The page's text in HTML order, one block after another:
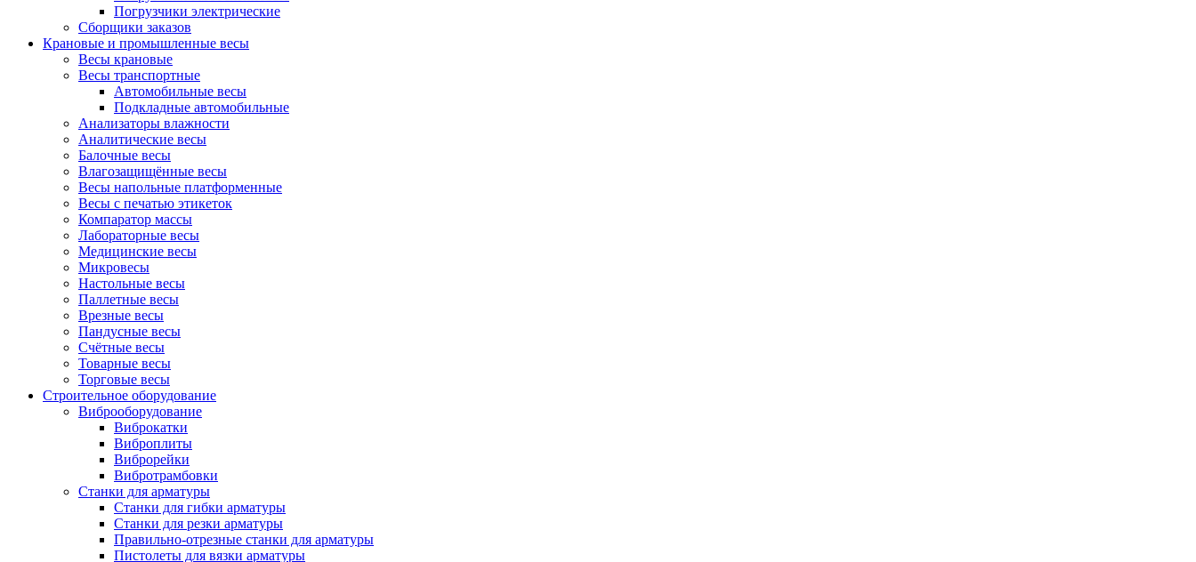
Погрузчики электрические
Сборщики заказов
Крановые и промышленные весы
Весы крановые
Весы транспортные
Автомобильные весы
Подкладные автомобильные
Анализаторы влажности
Аналитические весы
Балочные весы
Влагозащищённые весы
Весы напольные платформенные
Весы с печатью этикеток
Компаратор массы
Лабораторные весы
Медицинские весы
Микровесы
Настольные весы
Паллетные весы
Врезные весы
Пандусные весы
Счётные весы
Товарные весы
Торговые весы
Строительное оборудование
Виброоборудование
Виброкатки
Виброплиты
Виброрейки
Вибротрамбовки
Станки для арматуры
Станки для гибки арматуры
Станки для резки арматуры
Правильно-отрезные станки для арматуры
Пистолеты для вязки арматуры